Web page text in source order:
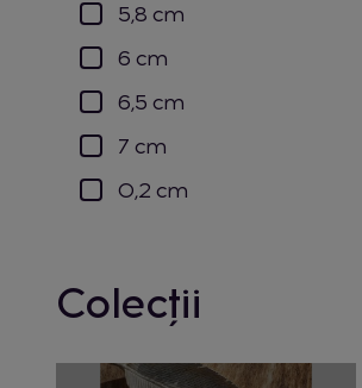
5,8 cm
6 cm
6,5 cm
7 cm
0,2 cm
Colecții